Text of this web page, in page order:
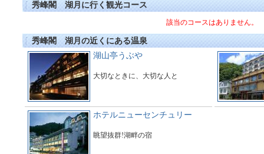
秀峰閣 湖月に行く観光コース
該当のコースはありません。
秀峰閣 湖月の近くにある温泉
湖山亭うぶや
大切なときに、大切な人と
ホテルニューセンチュリー
眺望抜群!湖畔の宿